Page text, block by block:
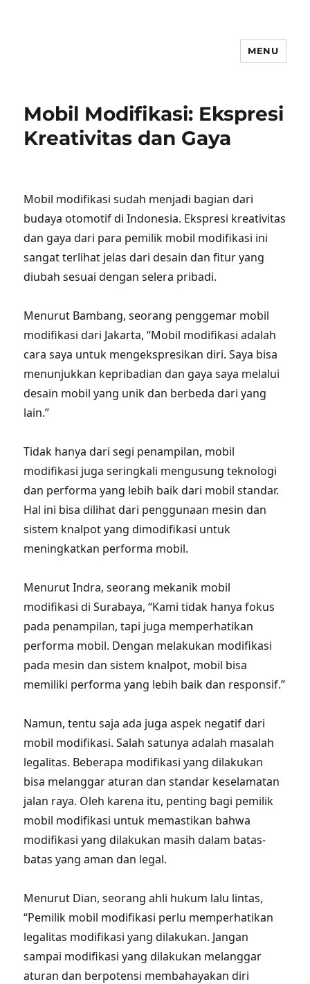
MENU
Mobil Modifikasi: Ekspresi
Kreativitas dan Gaya
Mobil modifikasi sudah menjadi bagian dari
budaya otomotif di Indonesia. Ekspresi kreativitas
dan gaya dari para pemilik mobil modifikasi ini
sangat terlihat jelas dari desain dan fitur yang
diubah sesuai dengan selera pribadi.
Menurut Bambang, seorang penggemar mobil
modifikasi dari Jakarta, “Mobil modifikasi adalah
cara saya untuk mengekspresikan diri. Saya bisa
menunjukkan kepribadian dan gaya saya melalui
desain mobil yang unik dan berbeda dari yang
lain.”
Tidak hanya dari segi penampilan, mobil
modifikasi juga seringkali mengusung teknologi
dan performa yang lebih baik dari mobil standar.
Hal ini bisa dilihat dari penggunaan mesin dan
sistem knalpot yang dimodifikasi untuk
meningkatkan performa mobil.
Menurut Indra, seorang mekanik mobil
modifikasi di Surabaya, “Kami tidak hanya fokus
pada penampilan, tapi juga memperhatikan
performa mobil. Dengan melakukan modifikasi
pada mesin dan sistem knalpot, mobil bisa
memiliki performa yang lebih baik dan responsif.”
Namun, tentu saja ada juga aspek negatif dari
mobil modifikasi. Salah satunya adalah masalah
legalitas. Beberapa modifikasi yang dilakukan
bisa melanggar aturan dan standar keselamatan
jalan raya. Oleh karena itu, penting bagi pemilik
mobil modifikasi untuk memastikan bahwa
modifikasi yang dilakukan masih dalam batas-
batas yang aman dan legal.
Menurut Dian, seorang ahli hukum lalu lintas,
“Pemilik mobil modifikasi perlu memperhatikan
legalitas modifikasi yang dilakukan. Jangan
sampai modifikasi yang dilakukan melanggar
aturan dan berpotensi membahayakan diri